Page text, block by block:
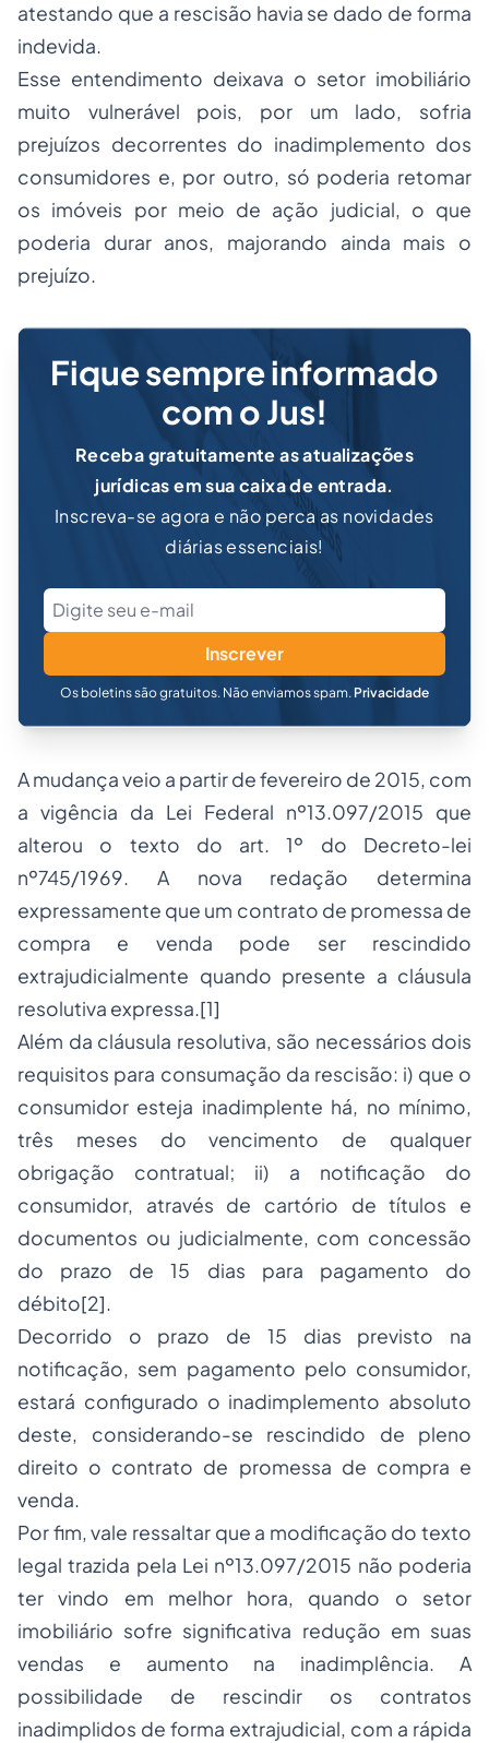
atestando que a rescisão havia se dado de forma
indevida.
Esse entendimento deixava o setor imobiliário
muito vulnerável pois, por um lado, sofria
prejuízos decorrentes do inadimplemento dos
consumidores e, por outro, só poderia retomar
os imóveis por meio de ação judicial, o que
poderia durar anos, majorando ainda mais o
prejuízo.
Fique sempre informado
com o Jus!
Receba gratuitamente as atualizações
jurídicas em sua caixa de entrada.
Inscreva-se agora e não perca as novidades
diárias essenciais!
Inscrever
Os boletins são gratuitos. Não enviamos spam. Privacidade
A mudança veio a partir de fevereiro de 2015, com
a vigência da Lei Federal nº13.097/2015 que
alterou o texto do art. 1º do Decreto-lei
nº745/1969. A nova redação determina
expressamente que um contrato de promessa de
compra e venda pode ser rescindido
extrajudicialmente quando presente a cláusula
resolutiva expressa.[1]
Além da cláusula resolutiva, são necessários dois
requisitos para consumação da rescisão: i) que o
consumidor esteja inadimplente há, no mínimo,
três meses do vencimento de qualquer
obrigação contratual; ii) a notificação do
consumidor, através de cartório de títulos e
documentos ou judicialmente, com concessão
do prazo de 15 dias para pagamento do
débito[2].
Decorrido o prazo de 15 dias previsto na
notificação, sem pagamento pelo consumidor,
estará configurado o inadimplemento absoluto
deste, considerando-se rescindido de pleno
direito o contrato de promessa de compra e
venda.
Por fim, vale ressaltar que a modificação do texto
legal trazida pela Lei nº13.097/2015 não poderia
ter vindo em melhor hora, quando o setor
imobiliário sofre significativa redução em suas
vendas e aumento na inadimplência. A
possibilidade de rescindir os contratos
inadimplidos de forma extrajudicial, com a rápida